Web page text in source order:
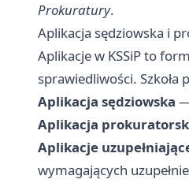
Prokuratury.
Aplikacja sędziowska i
Aplikacje w KSSiP to
sprawiedliwości. Szkoła
Aplikacja sędziowska
Aplikacja
Aplikacje
wymagających